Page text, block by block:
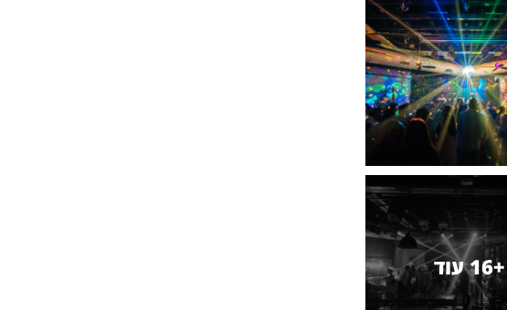
+16 עוד